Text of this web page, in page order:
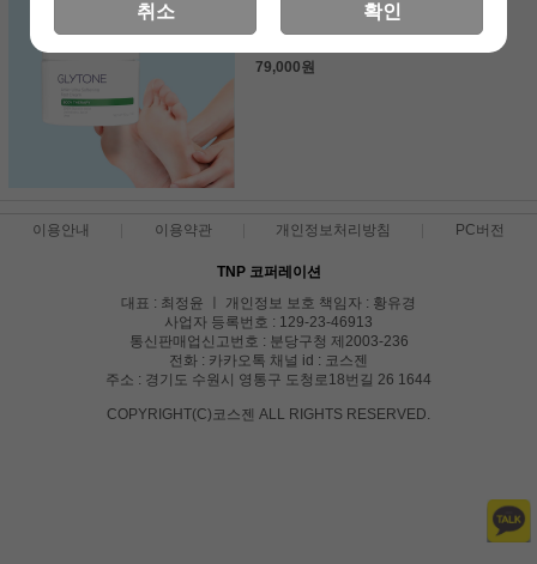
Glytone AHA+ Ultra Softening Foot
Cream
79,000원
이용안내 이용약관 개인정보처리방침 PC버전
TNP 코퍼레이션
대표 : 최정윤 ㅣ 개인정보 보호 책임자 : 황유경
사업자 등록번호 : 129-23-46913
통신판매업신고번호 : 분당구청 제2003-236
전화 : 카카오톡 채널 id : 코스젠
주소 : 경기도 수원시 영통구 도청로18번길 26 1644
COPYRIGHT(C)코스젠 ALL RIGHTS RESERVED.
취소 확인